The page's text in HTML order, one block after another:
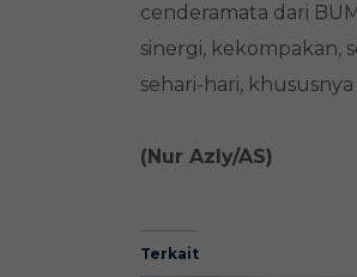
cenderamata dari
sinergi, kekompakan,
sehari-hari,
(Nur Azly/AS)
Terkait